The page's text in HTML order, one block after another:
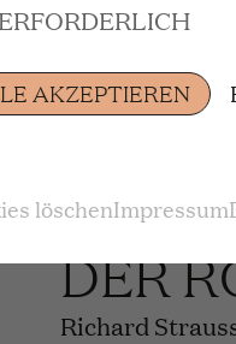
ERFORDERLICH
AKZEPTIEREN
löschenImpressum
Mehr Infos und
2026
DER
Richard